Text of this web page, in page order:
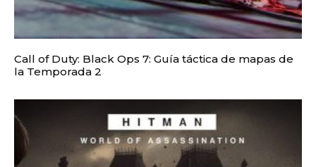
Call of Duty: Black Ops 7: Guía táctica de mapas de
la Temporada 2